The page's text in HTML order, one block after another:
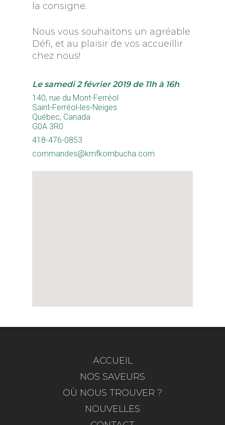
la consigne.
Nous vous souhaitons un agréable
Défi, et au plaisir de vos accueillir
chez nous!
Le samedi 2 février 2019 de 11h à 16h
140, rue du Mont-Ferréol
Saint-Ferréol-les-Neiges
Québec, Canada
G0A 3R0
418-476-0853
commandes@kmfkombucha.com
ACCUEIL
NOS SAVEURS
OÙ NOUS TROUVER ?
NOUVELLES